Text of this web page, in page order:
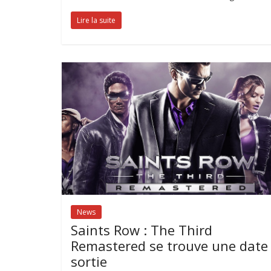
Lire la suite
News
Saints Row : The Third
Remastered se trouve une date
sortie